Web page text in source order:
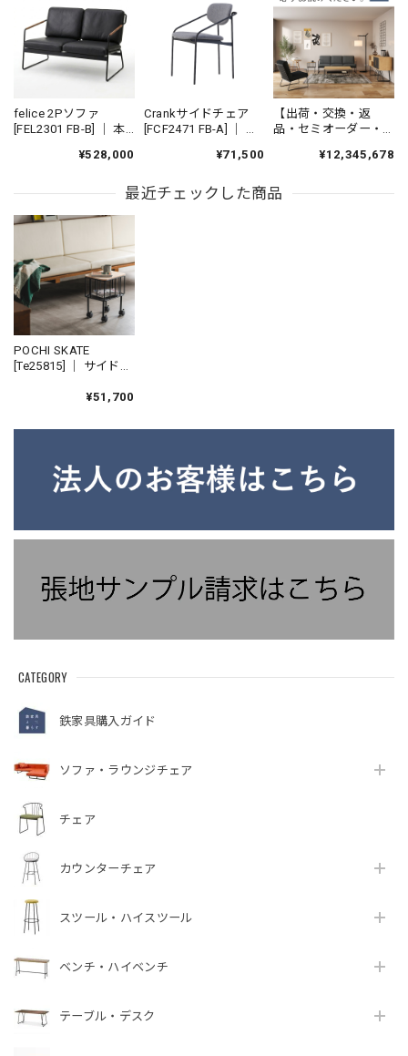
CATEGORY
鉄家具購入ガイド
ソファ・ラウンジチェア
チェア
カウンターチェア
スツール・ハイスツール
ベンチ・ハイベンチ
テーブル・デスク
felice 2Pソファ
[FEL2301 FB-B] ｜ 本
ファ カバーリングソ
国産家具
¥528,000
Crankサイドチェア
[FCF2471 FB-A] ｜ ダ
ムチェア アイアンチ
¥71,500
【出荷・交換・返
品・セミオーダー・
購入前に必ずお読み
¥12,345,678
最近チェックした商品
POCHI SKATE
[Te25815] ｜ サイドテ
玄関インテリア ソフ
ー ポチジョン アイア
¥51,700